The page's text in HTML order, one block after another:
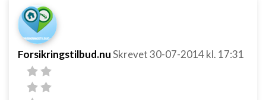
Forsikringstilbud.nuSkrevet30-07-2014kl. 17:31
Udvikle og forbedre tjenester
Bruge begrænsede oplysninger til at vælge
indhold
IAB Special Features:
Bruge præcise geografiske
placeringsoplysninger